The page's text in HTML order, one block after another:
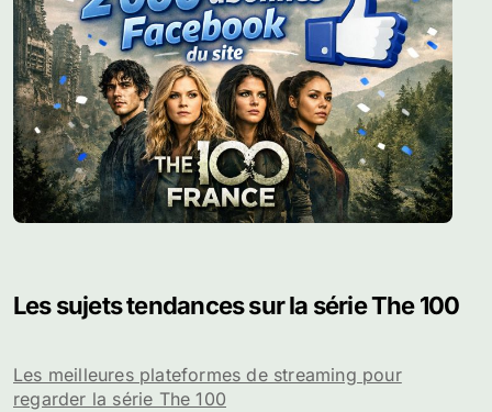
Les sujets tendances sur la série The 100
Les meilleures plateformes de streaming pour
regarder la série The 100